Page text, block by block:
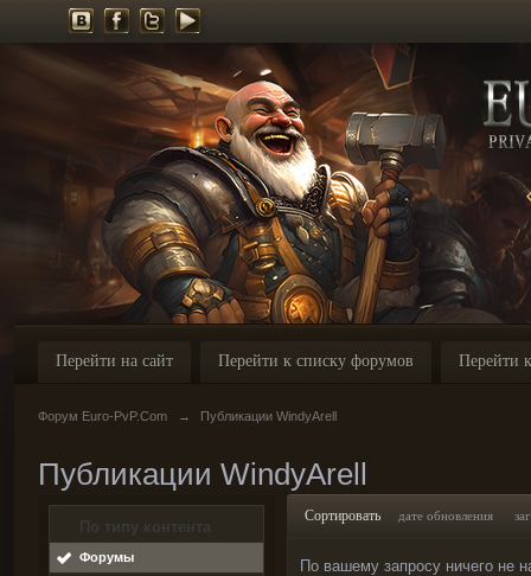
Перейти на сайт Перейти к списку форумов Перейти
Форум Euro-PvP.Com → Публикации WindyArell
Публикации WindyArell
По типу контента
Форумы
Сортировать дате обновления
По вашему запросу ничего не